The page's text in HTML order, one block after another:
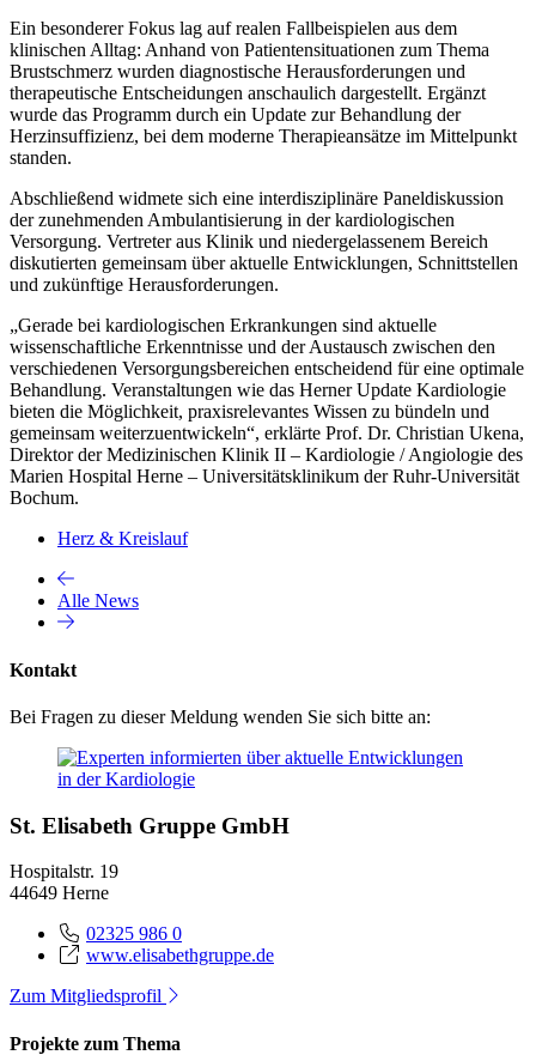
Ein besonderer Fokus lag auf realen Fallbeispielen aus dem
klinischen Alltag: Anhand von Patientensituationen zum Thema
Brustschmerz wurden diagnostische Herausforderungen und
therapeutische Entscheidungen anschaulich dargestellt. Ergänzt
wurde das Programm durch ein Update zur Behandlung der
Herzinsuffizienz, bei dem moderne Therapieansätze im Mittelpunkt
standen.
Abschließend widmete sich eine interdisziplinäre Paneldiskussion
der zunehmenden Ambulantisierung in der kardiologischen
Versorgung. Vertreter aus Klinik und niedergelassenem Bereich
diskutierten gemeinsam über aktuelle Entwicklungen, Schnittstellen
und zukünftige Herausforderungen.
„Gerade bei kardiologischen Erkrankungen sind aktuelle
wissenschaftliche Erkenntnisse und der Austausch zwischen den
verschiedenen Versorgungsbereichen entscheidend für eine optimale
Behandlung. Veranstaltungen wie das Herner Update Kardiologie
bieten die Möglichkeit, praxisrelevantes Wissen zu bündeln und
gemeinsam weiterzuentwickeln“, erklärte Prof. Dr. Christian Ukena,
Direktor der Medizinischen Klinik II – Kardiologie / Angiologie des
Marien Hospital Herne – Universitätsklinikum der Ruhr-Universität
Bochum.
Herz & Kreislauf
Alle News
Kontakt
Bei Fragen zu dieser Meldung wenden Sie sich bitte an:
St. Elisabeth Gruppe GmbH
Hospitalstr. 19
44649 Herne
02325 986 0
www.elisabethgruppe.de
Zum Mitgliedsprofil
Projekte zum Thema